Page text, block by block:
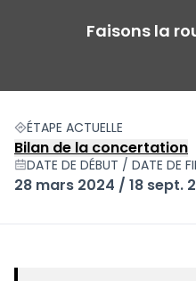
Faisons la
ÉTAPE ACTUELLE
Bilan de la concertation
DATE DE DÉBUT / DATE DE
28 mars 2024 / 18 sept.